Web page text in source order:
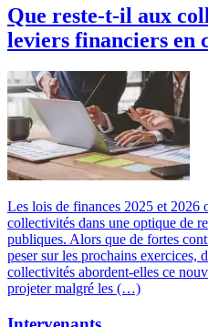
Que reste-t-il aux
leviers financiers en
Les lois de finances 2025 et 2026
collectivités dans une optique de
publiques. Alors que de fortes
peser sur les prochains exercices,
collectivités abordent-elles ce
projeter malgré les (…)